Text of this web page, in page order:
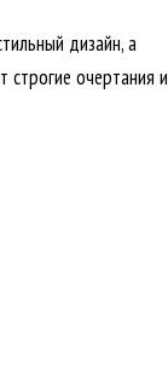
дизайн, а
очертания и